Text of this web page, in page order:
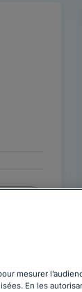
mesurer
En les